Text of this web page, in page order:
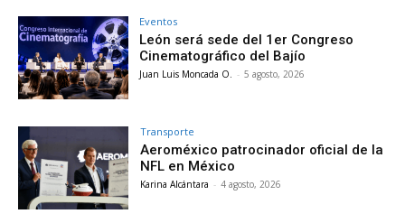
Eventos
León será sede del 1er Congreso
Cinematográfico del Bajío
Juan Luis Moncada O. - 5 agosto, 2026
Transporte
Aeroméxico patrocinador oficial de la
NFL en México
Karina Alcántara - 4 agosto, 2026